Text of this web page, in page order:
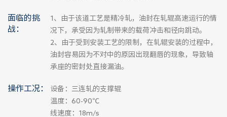
面临的挑
战：
1、由于该道工艺是精冷轧，油封在轧辊高速运行的情
况下，承受因为轧制带来的载荷冲击和径向跳动。
2、由于受到安装工艺的限制，在轧辊安装的过程中，
油封容易因为不对中的原因出现翻唇的现象，导致轴
承座的密封处直接漏油。
操作工况：
设备：三连轧的支撑辊
温度：60-90℃
线速度：18m/s